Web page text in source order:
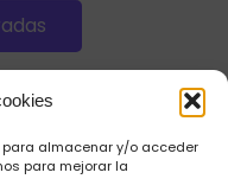
almacenar y/o acceder
para mejorar la